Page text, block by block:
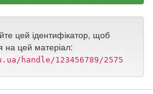
цей ідентифікатор, щоб
на цей матеріал:
handle/123456789/2575